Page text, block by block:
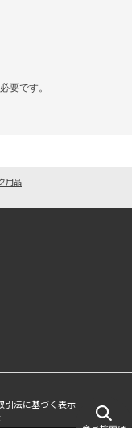
要です。
用品
引法に基づく表示